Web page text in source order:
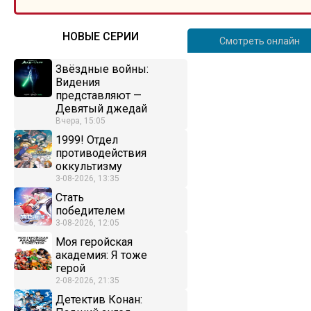
НОВЫЕ СЕРИИ
Звёздные войны:
Видения
представляют —
Девятый джедай
Вчера, 15:05
1999! Отдел
противодействия
оккультизму
3-08-2026, 13:35
Стать
победителем
3-08-2026, 12:05
Моя геройская
академия: Я тоже
герой
2-08-2026, 21:35
Детектив Конан:
Смотреть онлайн